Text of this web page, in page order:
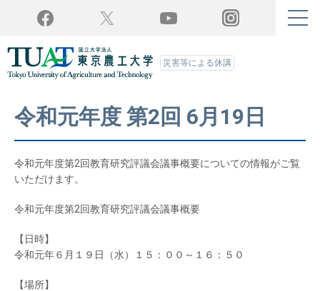
Facebook Twitter YouTube Instagram
災害等による休講
令和元年度 第2回 6月19日
令和元年度第2回教育研究評議会議事概要についての情報がご覧
いただけます。
令和元年度第2回教育研究評議会議事概要
【日時】
令和元年６月１９日（水）１５：００～１６：５０
【場所】